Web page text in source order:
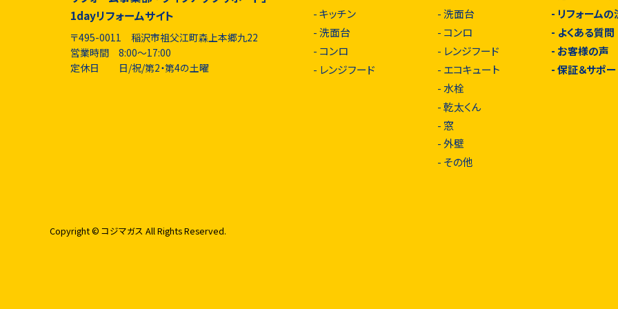
1dayリフォームサイト
〒495-0011 稲沢市祖父江町森上本郷九22
営業時間 8:00～17:00
定休日 日/祝/第2・第4の土曜
-キッチン
-洗面台
- コンロ
- レンジフード
-洗面台
- コンロ
- レンジフード
- エコキュート
-水栓
-乾太くん
- 窓
-外壁
- その他
- リフォーム
- よくある質問
- お客様の声
-保証＆サポ
Copyright © コジマガス All Rights Reserved.